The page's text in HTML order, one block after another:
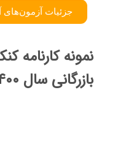
جزئیات آزمون‌های
نمونه کارنامه
بازرگانی سال ۱۴۰۰